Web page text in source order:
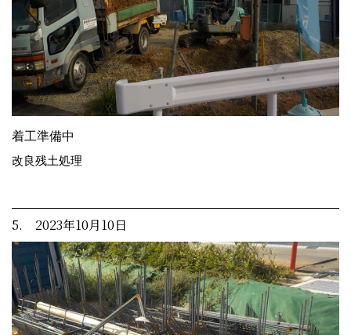
着工準備中
改良残土処理
5. 2023年10月10日